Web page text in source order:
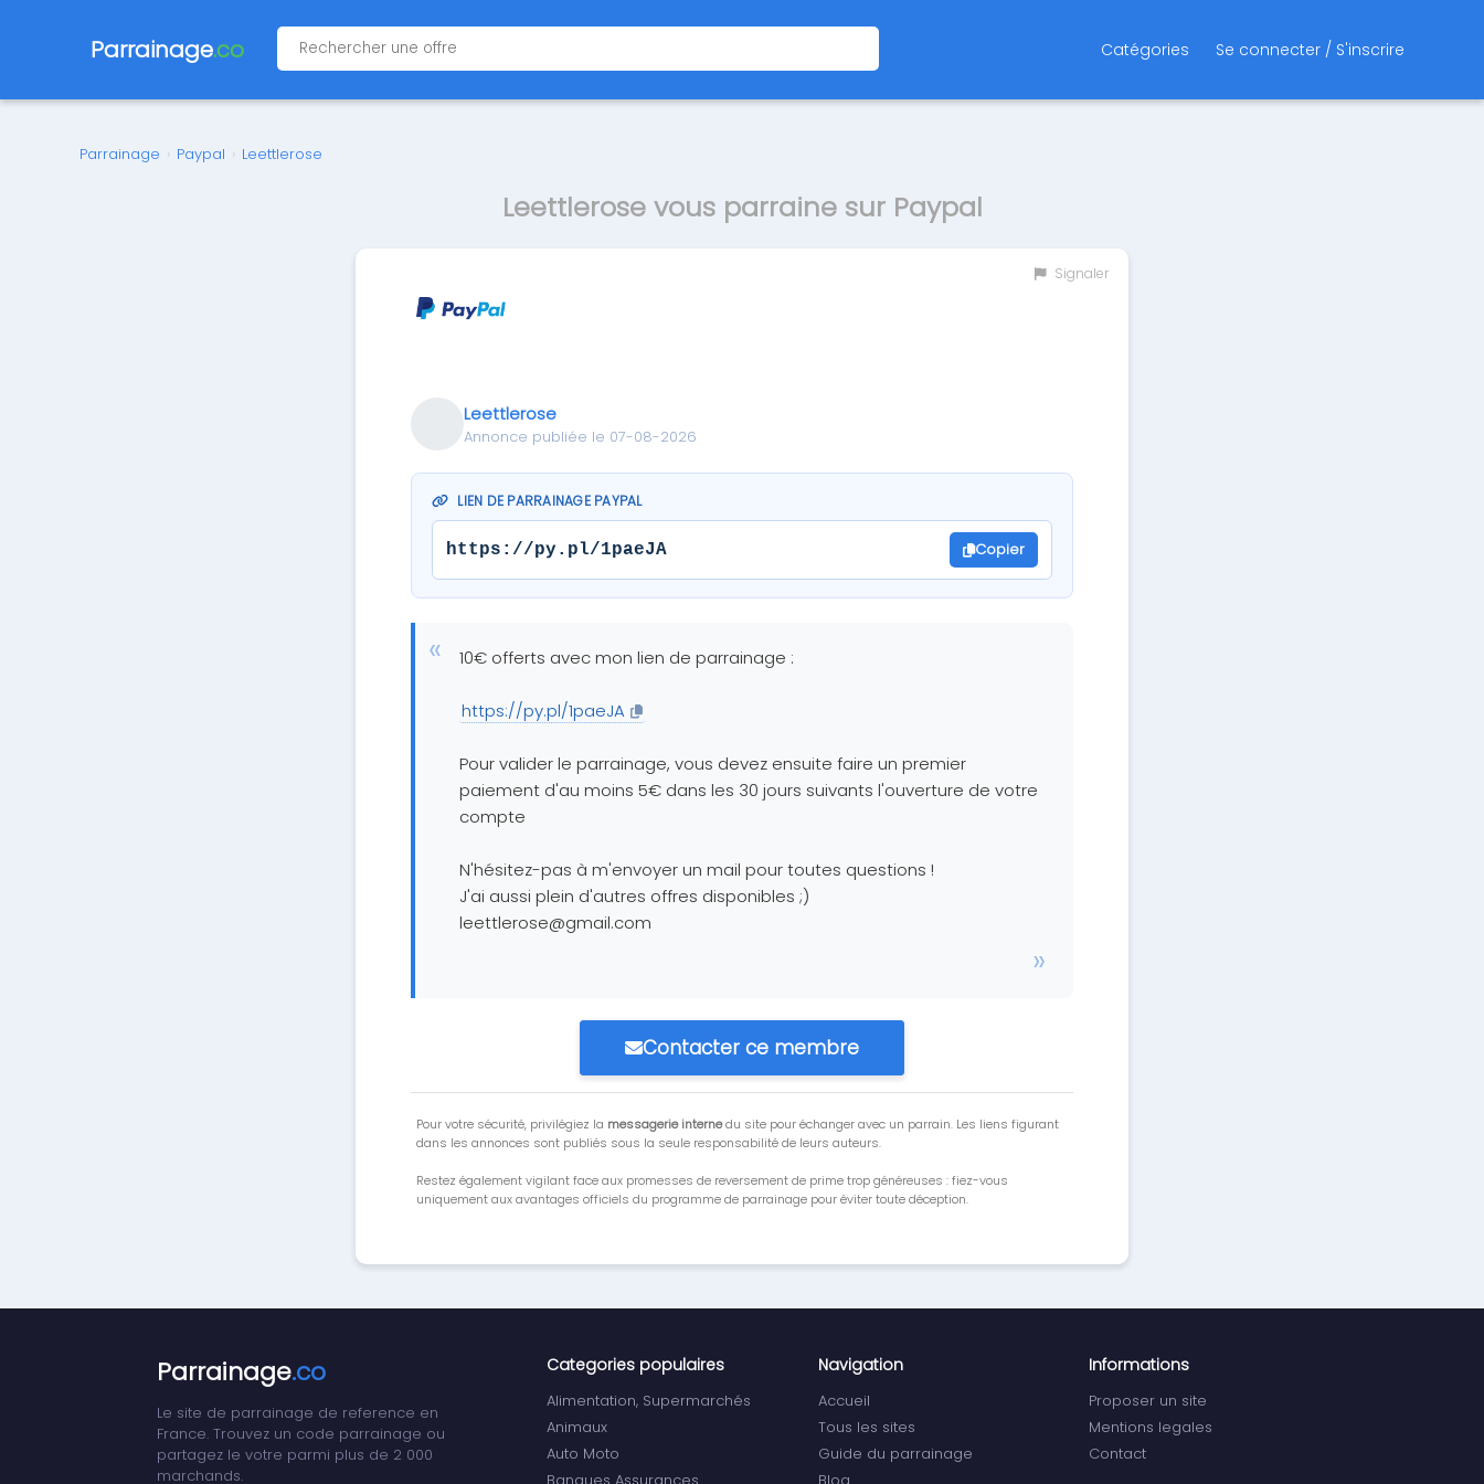
Parrainage.co Catégories Se connecter / S'inscrire
Parrainage › Paypal › Leettlerose
Leettlerose vous parraine sur Paypal
Signaler
Leettlerose
Annonce publiée le 07-08-2026
LIEN DE PARRAINAGE PAYPAL
https://py.pl/1paeJA Copier
10€ offerts avec mon lien de parrainage :
https://py.pl/1paeJA
Pour valider le parrainage, vous devez ensuite faire un premier
paiement d'au moins 5€ dans les 30 jours suivants l'ouverture de votre
compte
N'hésitez-pas à m'envoyer un mail pour toutes questions !
J'ai aussi plein d'autres offres disponibles ;)
leettlerose@gmail.com
Contacter ce membre
Pour votre sécurité, privilégiez la messagerie internedu site pour échanger avec un parrain. Les liens figurant
dans les annonces sont publiés sous la seule responsabilité de leurs auteurs.
Restez également vigilant face aux promesses de reversement de prime trop généreuses : fiez-vous
uniquement aux avantages officiels du programme de parrainage pour éviter toute déception.
Parrainage.co
Le site de parrainage de reference en
France. Trouvez un code parrainage ou
partagez le votre parmi plus de 2 000
marchands.
Categories populaires
Alimentation, Supermarchés
Animaux
Auto Moto
Navigation
Accueil
Tous les sites
Guide du parrainage
Informations
Proposer un site
Mentions legales
Contact